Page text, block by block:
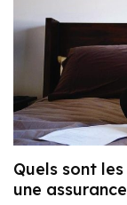
Quels sont
une